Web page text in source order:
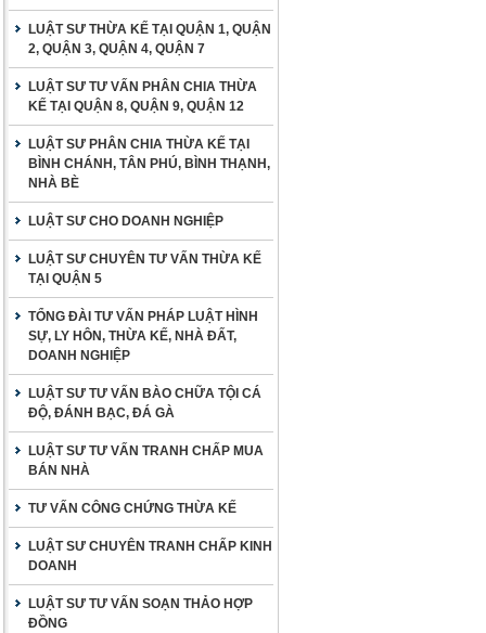
LUẬT SƯ THỪA KẾ TẠI QUẬN 1, QUẬN
2, QUẬN 3, QUẬN 4, QUẬN 7
LUẬT SƯ TƯ VẤN PHÂN CHIA THỪA
KẾ TẠI QUẬN 8, QUẬN 9, QUẬN 12
LUẬT SƯ PHÂN CHIA THỪA KẾ TẠI
BÌNH CHÁNH, TÂN PHÚ, BÌNH THẠNH,
NHÀ BÈ
LUẬT SƯ CHO DOANH NGHIỆP
LUẬT SƯ CHUYÊN TƯ VẤN THỪA KẾ
TẠI QUẬN 5
TỔNG ĐÀI TƯ VẤN PHÁP LUẬT HÌNH
SỰ, LY HÔN, THỪA KẾ, NHÀ ĐẤT,
DOANH NGHIỆP
LUẬT SƯ TƯ VẤN BÀO CHỮA TỘI CÁ
ĐỘ, ĐÁNH BẠC, ĐÁ GÀ
LUẬT SƯ TƯ VẤN TRANH CHẤP MUA
BÁN NHÀ
TƯ VẤN CÔNG CHỨNG THỪA KẾ
LUẬT SƯ CHUYÊN TRANH CHẤP KINH
DOANH
LUẬT SƯ TƯ VẤN SOẠN THẢO HỢP
ĐỒNG